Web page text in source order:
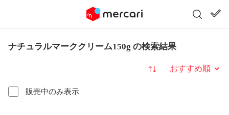
ナチュラルマーククリーム150g の検索結果
販売中のみ表示
並び替え